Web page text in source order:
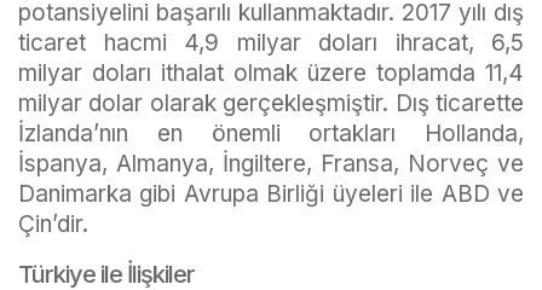
potansiyelini başarılı kullanmaktadır. 2017 yılı dış
ticaret hacmi 4,9 milyar doları ihracat, 6,5
milyar doları ithalat olmak üzere toplamda 11,4
milyar dolar olarak gerçekleşmiştir. Dış ticarette
İzlanda’nın en önemli ortakları Hollanda,
İspanya, Almanya, İngiltere, Fransa, Norveç ve
Danimarka gibi Avrupa Birliği üyeleri ile ABD ve
Çin’dir.
Türkiye ile İlişkiler